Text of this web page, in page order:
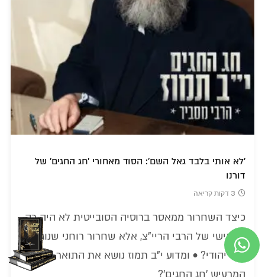
'לא אותי בלבד גאל השם': הסוד מאחורי 'חג החגים' של
דורנו
3 דקות קריאה
כיצד השחרור ממאסר ברוסיה הסובייטית לא היה רק
נס אישי של הרבי הריי"צ, אלא שחרור רוחני שנוגע
לכל יהודי? • ומדוע י"ב תמוז נושא את התואר